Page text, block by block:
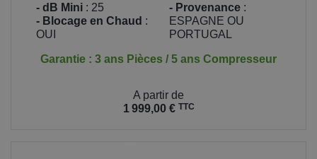
- dB Mini : 25
- Blocage en Chaud :
OUI
- Provenance :
ESPAGNE OU
PORTUGAL
Garantie : 3 ans Pièces / 5 ans Compresseur
A partir de
1 999,00 € TTC